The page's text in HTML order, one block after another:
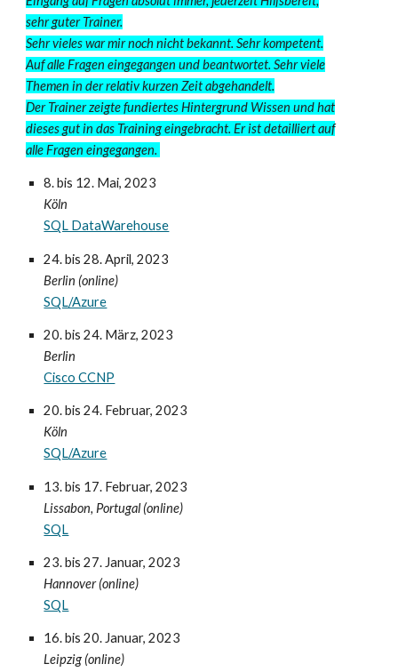
sehr guter Trainer.
Sehr vieles war mir noch nicht bekannt. Sehr kompetent.
Auf alle Fragen eingegangen und beantwortet. Sehr viele
Themen in der relativ kurzen Zeit abgehandelt.
Der Trainer zeigte fundiertes Hintergrund Wissen und hat
dieses gut in das Training eingebracht. Er ist detailliert auf
alle Fragen eingegangen.
8. bis 12. Mai, 2023
Köln
SQL DataWarehouse
24. bis 28. April, 2023
Berlin (online)
SQL/Azure
20. bis 24. März, 2023
Berlin
Cisco CCNP
20. bis24. Februar, 2023
Köln
SQL/Azure
13. bis 17. Februar, 2023
Lissabon, Portugal (online)
SQL
23. bis 27. Januar, 2023
Hannover (online)
SQL
16. bis 20. Januar, 2023
Leipzig (online)